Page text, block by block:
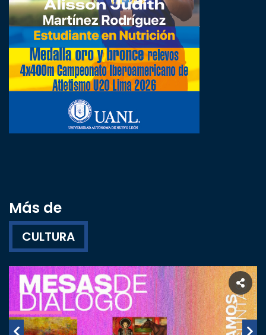
Más de
CULTURA